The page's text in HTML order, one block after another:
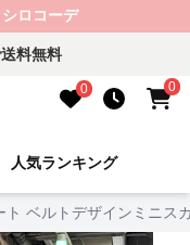
ロコーデ
料無料
0 0
人気ランキング
ト ベルトデザインミニス